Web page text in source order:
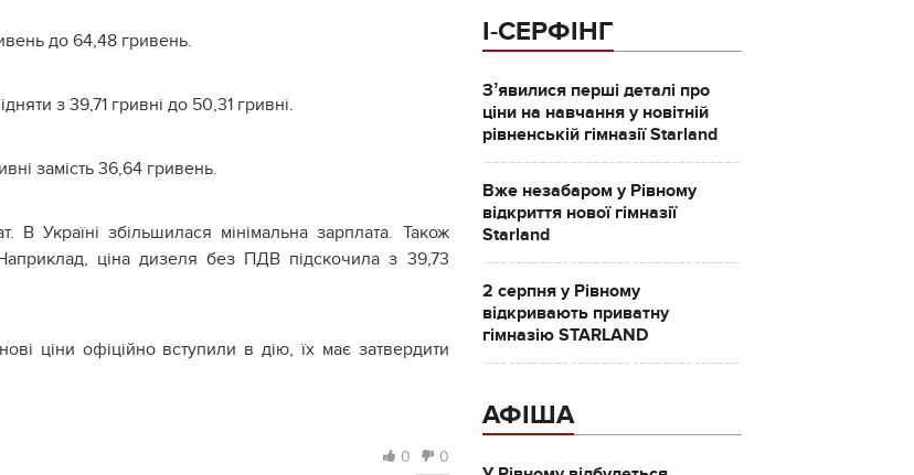
до 64,48 гривень.
з 39,71 гривні до 50,31 гривні.
замість 36,64 гривень.
Україні збільшилася мінімальна зарплата. Також
ціна дизеля без ПДВ підскочила з 39,73
ціни офіційно вступили в дію, їх має затвердити
0 0
І-СЕРФІНГ
Зʼявилися перші деталі про
ціни на навчання у новітній
рівненській гімназії Starland
Вже незабаром у Рівному
відкриття нової гімназії
Starland
2 серпня у Рівному
відкривають приватну
гімназію STARLAND
АФІША